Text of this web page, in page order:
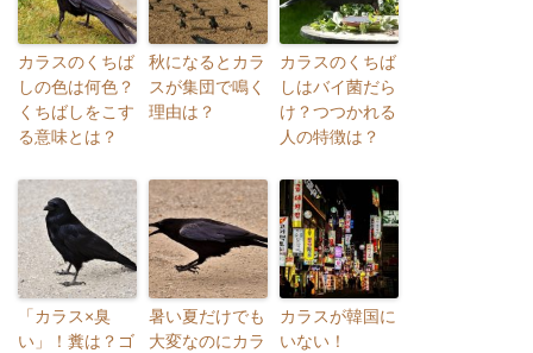
カラスのくちば
しの色は何色？
くちばしをこす
る意味とは？
秋になるとカラ
スが集団で鳴く
理由は？
カラスのくちば
しはバイ菌だら
け？つつかれる
人の特徴は？
「カラス×臭
い」！糞は？ゴ
暑い夏だけでも
大変なのにカラ
カラスが韓国に
いない！